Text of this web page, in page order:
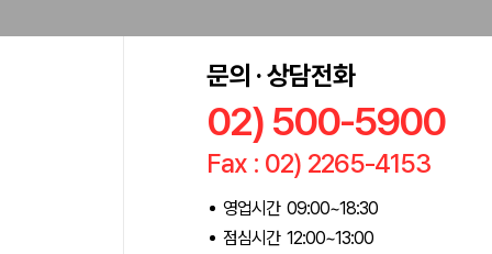
문의 · 상담전화
02) 500-5900
Fax : 02) 2265-4153
영업시간 09:00~18:30
점심시간 12:00~13:00